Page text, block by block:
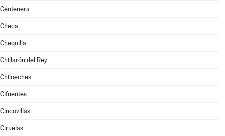
Centenera
Checa
Chequilla
Chillarón del Rey
Chiloeches
Cifuentes
Cincovillas
Ciruelas